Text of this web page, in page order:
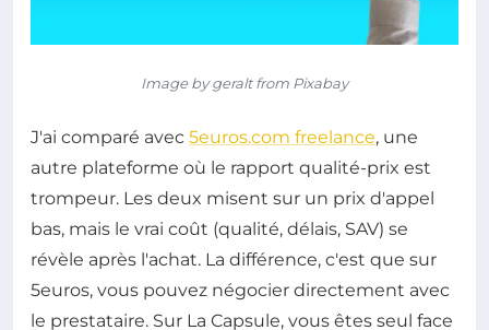
Image by geralt from Pixabay
J'ai comparé avec 5euros.com freelance, une
autre plateforme où le rapport qualité-prix est
trompeur. Les deux misent sur un prix d'appel
bas, mais le vrai coût (qualité, délais, SAV) se
révèle après l'achat. La différence, c'est que sur
5euros, vous pouvez négocier directement avec
le prestataire. Sur La Capsule, vous êtes seul face